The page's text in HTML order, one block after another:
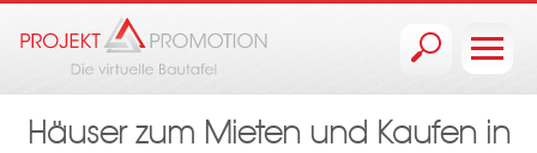
Häuser zum Mieten und Kaufen in